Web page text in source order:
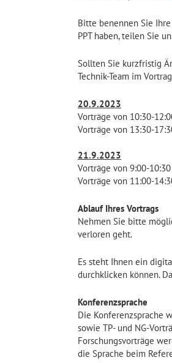
Bitte benennen Sie
PPT haben, teilen Sie
Sollten Sie kurzfristig
Technik-Team im
20.9.2023
Vorträge von 10:30-
Vorträge von 13:30-
21.9.2023
Vorträge von 9:00-
Vorträge von 11:00-
Ablauf Ihres Vortrags
Nehmen Sie bitte
verloren geht.
Es steht Ihnen ein
durchklicken können.
Konferenzsprache
Die Konferenzsprache
sowie TP- und NG-
Forschungsvorträge
die Sprache beim